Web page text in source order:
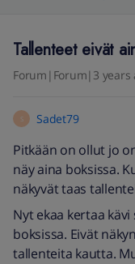
Tallenteet eivät
Forum|Forum|3 years
S Sadet79
Pitkään on ollut jo
näy aina boksissa.
näkyvät taas
Nyt ekaa kertaa
boksissa. Eivät
tallenteita kautta.